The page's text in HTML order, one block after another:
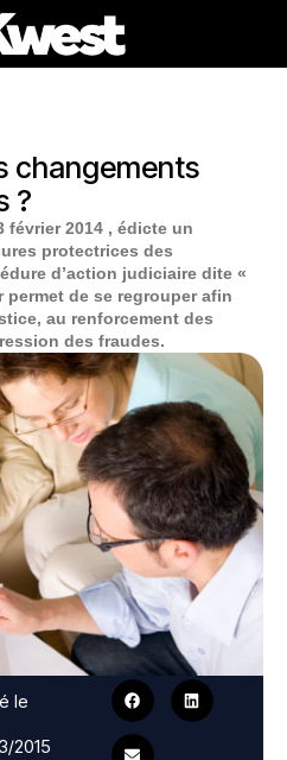
changements
?
février 2014 , édicte un
protectrices des
d’action judiciaire dite «
de se regrouper afin
au renforcement des
des fraudes.
le
2015